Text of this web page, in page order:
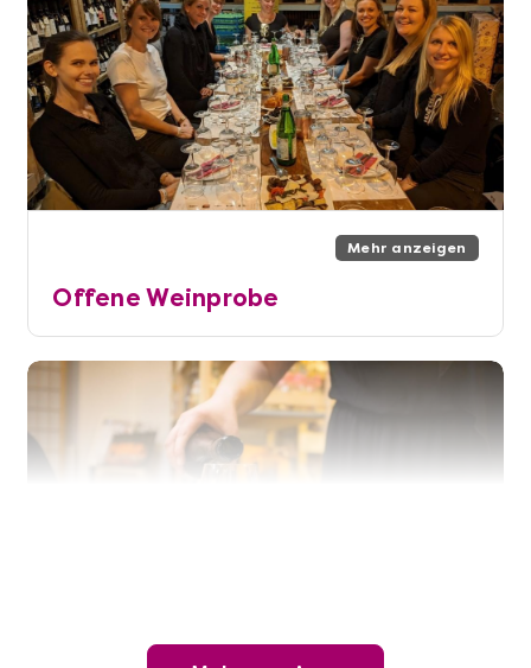
Mehr anzeigen
Offene Weinprobe